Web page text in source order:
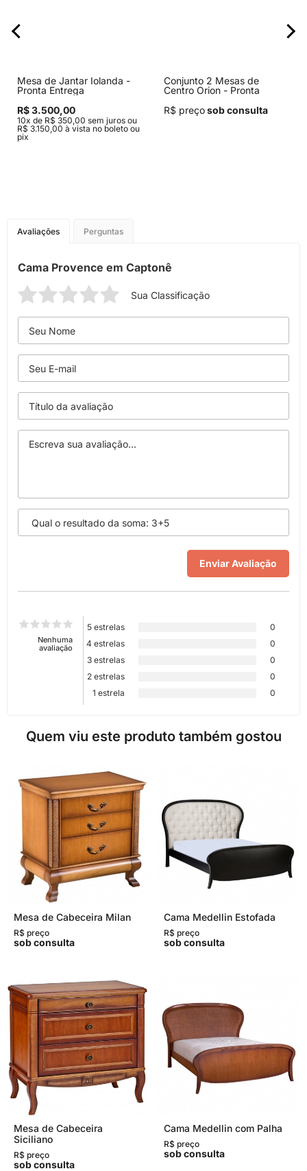
Mesa de Jantar Iolanda -
Pronta Entrega
R$ 3.500,00
10x de R$ 350,00 sem juros ou
R$ 3.150,00 à vista no boleto ou
pix
Conjunto 2 Mesas de
Centro Orion - Pronta
R$ preçosob consulta
Avaliações Perguntas
Cama Provence em Captonê
Sua Classificação
Nenhuma
avaliação
5 estrelas
0
4 estrelas
0
3 estrelas
0
2 estrelas
0
1 estrela
0
Quem viu este produto também gostou
Mesa de Cabeceira Milan
R$ preço
sob consulta
Cama Medellin Estofada
R$ preço
sob consulta
Mesa de Cabeceira
Siciliano
R$ preço
sob consulta
Cama Medellin com Palha
R$ preço
sob consulta